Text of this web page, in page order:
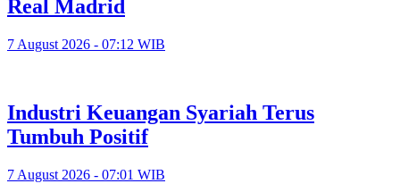
Real Madrid
7 August 2026 - 07:12 WIB
Industri Keuangan Syariah Terus
Tumbuh Positif
7 August 2026 - 07:01 WIB